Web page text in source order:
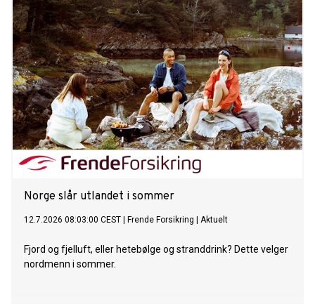
Norge slår utlandet i sommer
12.7.2026 08:03:00 CEST Frende Forsikring Aktuelt
Fjord og fjelluft, eller hetebølge og stranddrink? Dette velger
nordmenn i sommer.